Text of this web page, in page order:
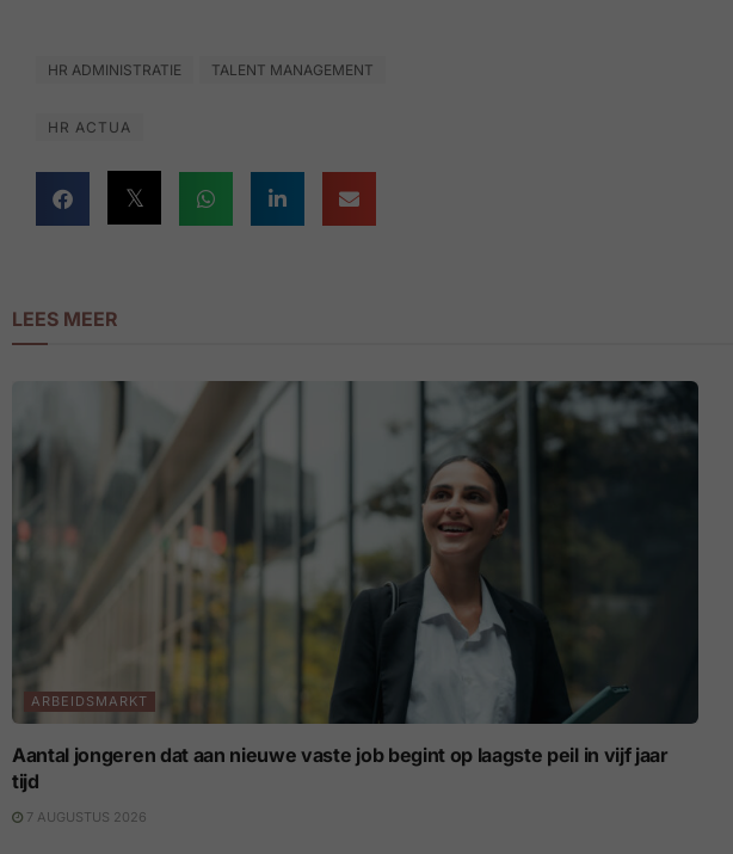
HR ADMINISTRATIE TALENT MANAGEMENT
HR ACTUA
LEES MEER
ARBEIDSMARKT
Aantal jongeren dat aan nieuwe vaste job begint op laagste peil in vijf jaar
tijd
7 AUGUSTUS 2026